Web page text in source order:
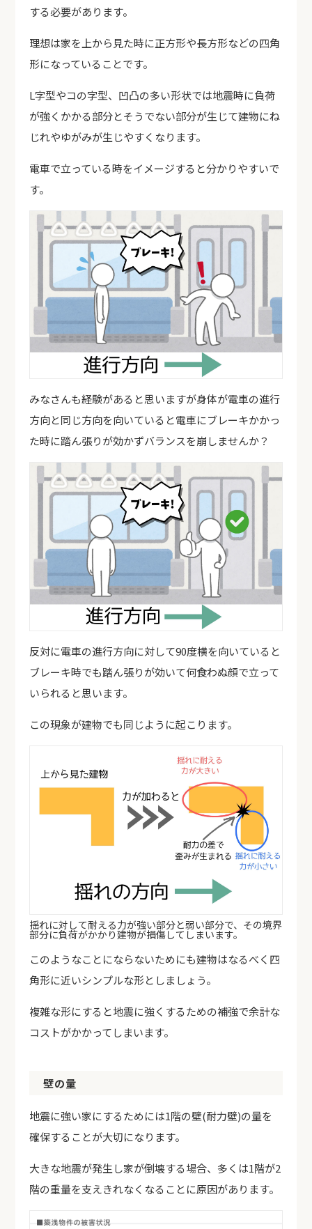
する必要があります。
理想は家を上から見た時に正方形や長方形などの四角
形になっていることです。
L字型やコの字型、凹凸の多い形状では地震時に負荷
が強くかかる部分とそうでない部分が生じて建物にね
じれやゆがみが生じやすくなります。
電車で立っている時をイメージすると分かりやすいで
す。
みなさんも経験があると思いますが身体が電車の進行
方向と同じ方向を向いていると電車にブレーキかかっ
た時に踏ん張りが効かずバランスを崩しませんか？
反対に電車の進行方向に対して90度横を向いていると
ブレーキ時でも踏ん張りが効いて何食わぬ顔で立って
いられると思います。
この現象が建物でも同じように起こります。
揺れに対して耐える力が強い部分と弱い部分で、その境界
部分に負荷がかかり建物が損傷してしまいます。
このようなことにならないためにも建物はなるべく四
角形に近いシンプルな形としましょう。
複雑な形にすると地震に強くするための補強で余計な
コストがかかってしまいます。
壁の量
地震に強い家にするためには1階の壁(耐力壁)の量を
確保することが大切になります。
大きな地震が発生し家が倒壊する場合、多くは1階が2
階の重量を支えきれなくなることに原因があります。